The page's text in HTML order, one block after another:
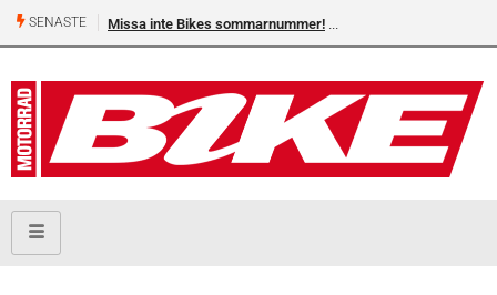
SENASTE Missa inte Bikes sommarnummer!